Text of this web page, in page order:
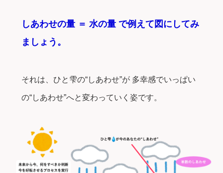
しあわせの量 ＝ 水の量 で例えて図にしてみ
ましょう。
それは、ひと雫の“しあわせ”が 多幸感でいっぱい
の“しあわせ”へと変わっていく姿です。